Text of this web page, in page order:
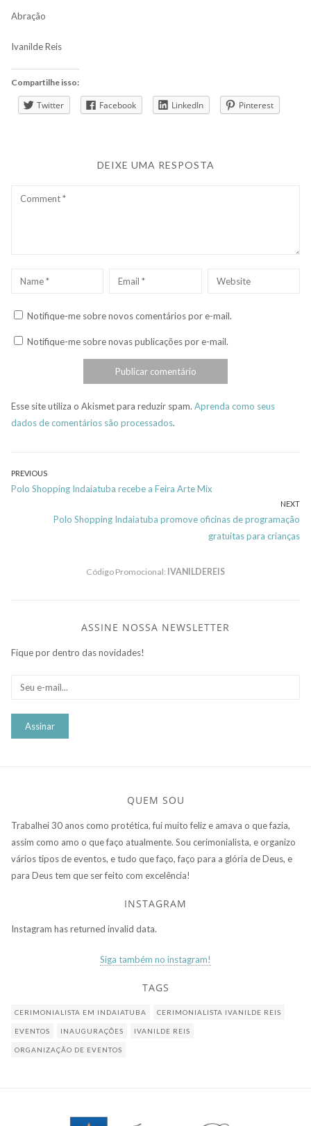
Abração
Ivanilde Reis
Compartilhe isso:
Twitter Facebook LinkedIn Pinterest
DEIXE UMA RESPOSTA
Comment
Name Email Website
Notifique-me sobre novos comentários por e-mail.
Notifique-me sobre novas publicações por e-mail.
Esse site utiliza o Akismet para reduzir spam. Aprenda como seus
dados de comentários são processados.
Navegação
de
PREVIOUS
Previous
Polo Shopping Indaiatuba recebe a Feira Arte Mix
NEXT
Next
Polo Shopping Indaiatuba promove oficinas de programação
gratuitas para crianças
Código Promocional: IVANILDEREIS
ASSINE NOSSA NEWSLETTER
Fique por dentro das novidades!
QUEM SOU
Trabalhei 30 anos como protética, fui muito feliz e amava o que fazia,
assim como amo o que faço atualmente. Sou cerimonialista, e organizo
vários tipos de eventos, e tudo que faço, faço para a glória de Deus, e
para Deus tem que ser feito com excelência!
INSTAGRAM
Instagram has returned invalid data.
Siga também no instagram!
TAGS
CERIMONIALISTA EM INDAIATUBA CERIMONIALISTA IVANILDE REIS
EVENTOS INAUGURAÇÕES IVANILDE REIS
ORGANIZAÇÃO DE EVENTOS